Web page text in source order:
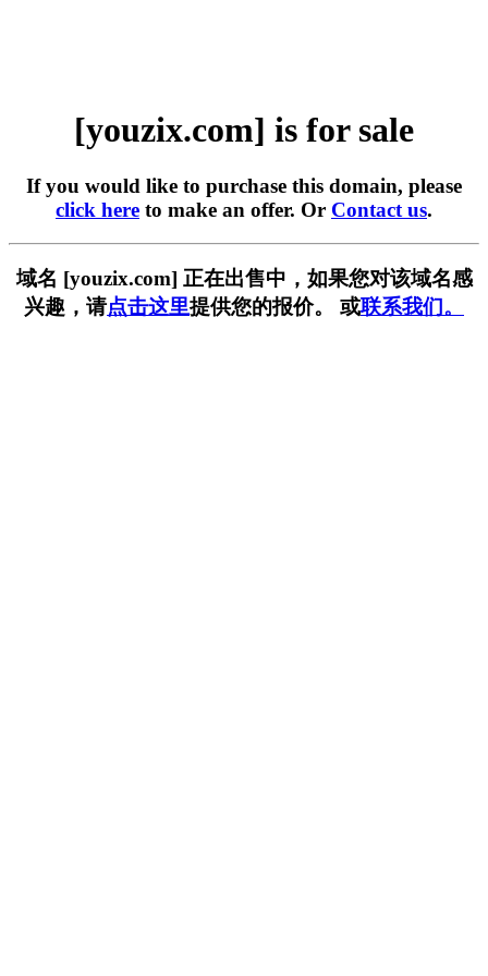
[youzix.com] is for sale
If you would like to purchase this domain, please
click here to make an offer. Or Contact us.
域名 [youzix.com] 正在出售中，如果您对该域名感
兴趣，请点击这里提供您的报价。 或联系我们。